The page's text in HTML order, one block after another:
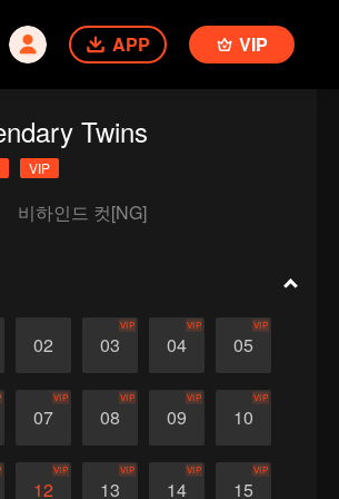
APP VIP
Twins
VIP
비하인드 컷[NG]
02 03
VIP
04
VIP
05
VIP
07
VIP
08
VIP
09
VIP
10
VIP
12
VIP
13
VIP
14
VIP
15
VIP